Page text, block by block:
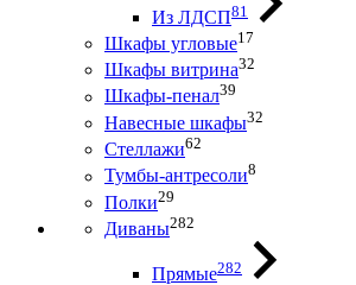
Из ЛДСП81
Шкафы угловые17
Шкафы витрина32
Шкафы-пенал39
Навесные шкафы32
Стеллажи62
Тумбы-антресоли8
Полки29
Диваны282
Прямые282